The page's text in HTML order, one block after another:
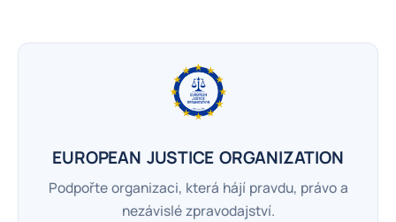
EUROPEAN JUSTICE ORGANIZATION
Podpořte organizaci, která hájí pravdu, právo a
nezávislé zpravodajství.